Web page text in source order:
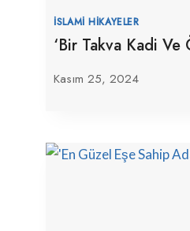
İSLAMI HIKAYELER
‘Bir Takva Kadi Ve
Kasım 25, 2024